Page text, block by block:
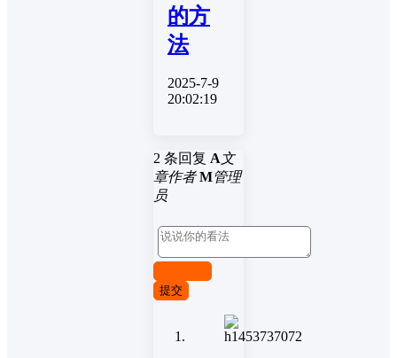
的方
法
2025-7-9
20:02:19
2 条回复 A文
章作者 M管理
员
提交